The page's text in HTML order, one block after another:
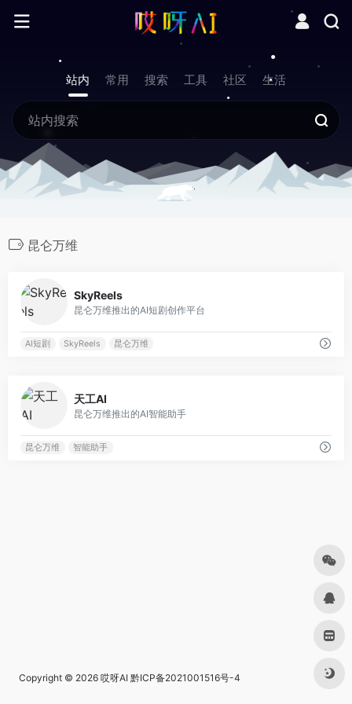
站内 常用 搜索 工具 社区 生活
昆仑万维
SkyReels
昆仑万维推出的AI短剧创作平台
AI短剧 SkyReels 昆仑万维
天工AI
昆仑万维推出的AI智能助手
昆仑万维 智能助手
Copyright © 2026 哎呀AI 黔ICP备2021001516号-4